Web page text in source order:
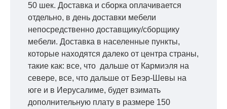
50 шек. Доставка и сборка оплачивается
отдельно, в день доставки мебели
непосредственно доставщику/сборщику
мебели. Доставка в населенные пункты,
которые находятся далеко от центра страны,
такие как: все, что дальше от Кармиэля на
севере, все, что дальше от Беэр-Шевы на
юге и в Иерусалиме, будет взимать
дополнительную плату в размере 150